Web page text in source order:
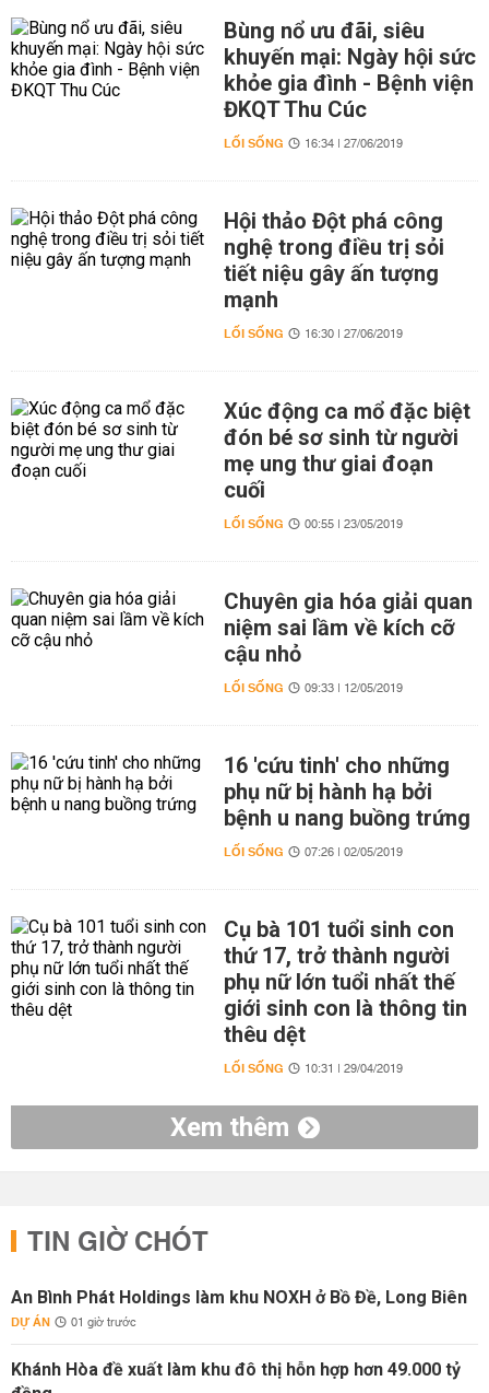
Bùng nổ ưu đãi, siêu
khuyến mại: Ngày hội sức
khỏe gia đình - Bệnh viện
ĐKQT Thu Cúc
LỐI SỐNG 16:34 | 27/06/2019
Hội thảo Đột phá công
nghệ trong điều trị sỏi
tiết niệu gây ấn tượng
mạnh
LỐI SỐNG 16:30 | 27/06/2019
Xúc động ca mổ đặc biệt
đón bé sơ sinh từ người
mẹ ung thư giai đoạn
cuối
LỐI SỐNG 00:55 | 23/05/2019
Chuyên gia hóa giải quan
niệm sai lầm về kích cỡ
cậu nhỏ
LỐI SỐNG 09:33 | 12/05/2019
16 'cứu tinh' cho những
phụ nữ bị hành hạ bởi
bệnh u nang buồng trứng
LỐI SỐNG 07:26 | 02/05/2019
Cụ bà 101 tuổi sinh con
thứ 17, trở thành người
phụ nữ lớn tuổi nhất thế
giới sinh con là thông tin
thêu dệt
LỐI SỐNG 10:31 | 29/04/2019
Xem thêm
TIN GIỜ CHÓT
An Bình Phát Holdings làm khu NOXH ở Bồ Đề, Long Biên
DỰ ÁN 01 giờ trước
Khánh Hòa đề xuất làm khu đô thị hỗn hợp hơn 49.000 tỷ